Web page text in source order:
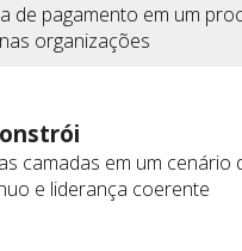
de pagamento em um
organizações
camadas em um
e liderança coerente